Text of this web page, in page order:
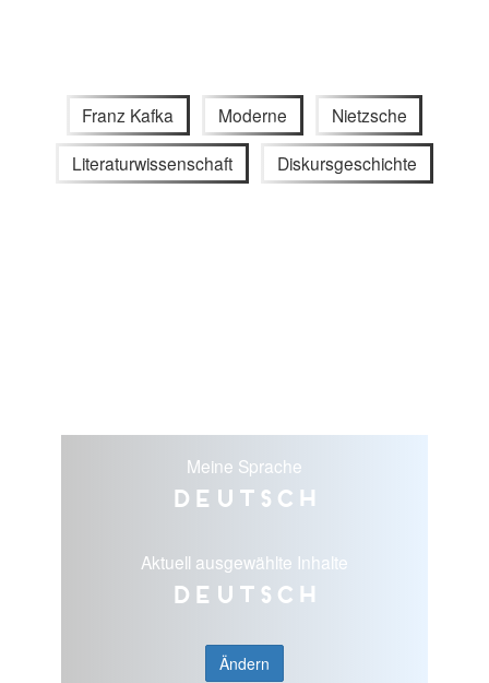
Franz Kafka Moderne Nietzsche
Literaturwissenschaft Diskursgeschichte
Meine Sprache
Deutsch
Aktuell ausgewählte Inhalte
Deutsch
Ändern